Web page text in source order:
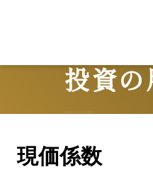
投資
現価係数